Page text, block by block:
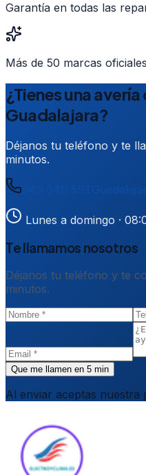
Garantía en todas las
Más de 50 marcas oficiales
¿Tienes una
Guadalajara?
Déjanos tu teléfono y te
minutos.
Lunes a domingo ·
Te llamamos nosotros
Déjanos tu teléfono y te
minutos.
Que me llamen en 5 min
Al enviar aceptas nuestra